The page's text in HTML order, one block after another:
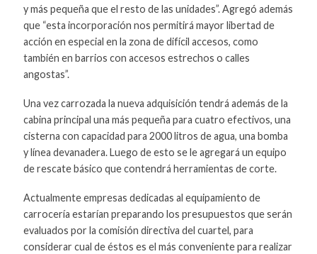
y más pequeña que el resto de las unidades”. Agregó además
que “esta incorporación nos permitirá mayor libertad de
acción en especial en la zona de difícil accesos, como
también en barrios con accesos estrechos o calles
angostas”.
Una vez carrozada la nueva adquisición tendrá además de la
cabina principal una más pequeña para cuatro efectivos, una
cisterna con capacidad para 2000 litros de agua, una bomba
y línea devanadera. Luego de esto se le agregará un equipo
de rescate básico que contendrá herramientas de corte.
Actualmente empresas dedicadas al equipamiento de
carrocería estarían preparando los presupuestos que serán
evaluados por la comisión directiva del cuartel, para
considerar cual de éstos es el más conveniente para realizar